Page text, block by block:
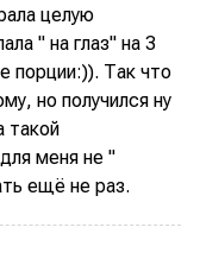
целую
" на глаз" на 3
порции:)). Так что
но получился ну
такой
меня не "
ещё не раз.